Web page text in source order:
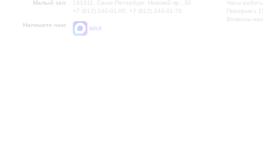
Малый зал:
191011, Санкт-Петербург, Невский пр., 30
+7 (812) 240-01-00, +7 (812) 240-01-70
Напишите нам:
MAX
Часы
Перерыв с
Вопросы